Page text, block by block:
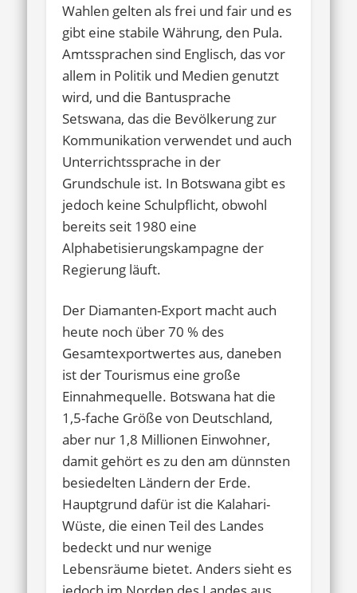
Wahlen gelten als frei und fair und es
gibt eine stabile Währung, den Pula.
Amtssprachen sind Englisch, das vor
allem in Politik und Medien genutzt
wird, und die Bantusprache
Setswana, das die Bevölkerung zur
Kommunikation verwendet und auch
Unterrichtssprache in der
Grundschule ist. In Botswana gibt es
jedoch keine Schulpflicht, obwohl
bereits seit 1980 eine
Alphabetisierungskampagne der
Regierung läuft.
Der Diamanten-Export macht auch
heute noch über 70 % des
Gesamtexportwertes aus, daneben
ist der Tourismus eine große
Einnahmequelle. Botswana hat die
1,5-fache Größe von Deutschland,
aber nur 1,8 Millionen Einwohner,
damit gehört es zu den am dünnsten
besiedelten Ländern der Erde.
Hauptgrund dafür ist die Kalahari-
Wüste, die einen Teil des Landes
bedeckt und nur wenige
Lebensräume bietet. Anders sieht es